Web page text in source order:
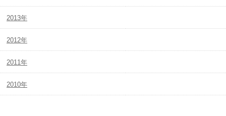
2013年
2012年
2011年
2010年